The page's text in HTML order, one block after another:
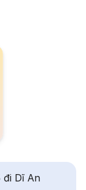
Dĩ An